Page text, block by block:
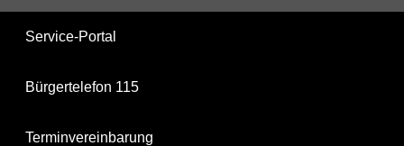
Service-Portal
Bürgertelefon 115
Terminvereinbarung